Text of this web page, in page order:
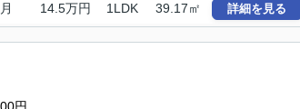
14.5万円 1LDK 39.17㎡ 詳細を見る